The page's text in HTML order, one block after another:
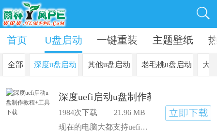
教程 U盘启动 一键重装 主题壁纸
首页
全部 深度u盘启动 其他u盘启动 老毛桃u盘启动 大
深度uefi启动u盘制作教程+工具下载
1984次下载
21.96 MB
现在的电脑大都支持uefi启动，uefi启动作为一种新的引导启动模式，它有许多改进之处，取而代之也只是时间上的问题。使用uefi启动的电脑用户如果想用u盘启动就必须将u盘制作成支持uefi启动的模式，让我来教教大家！